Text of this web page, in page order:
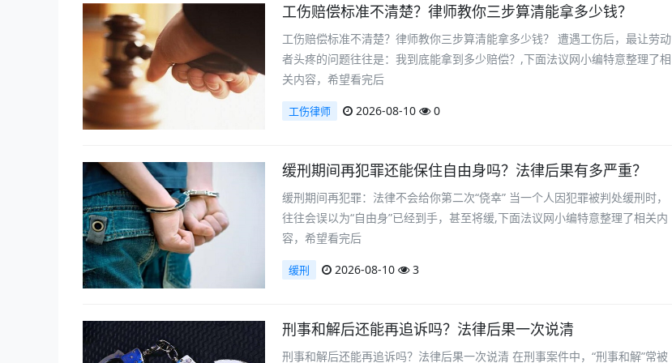
工伤赔偿标准不清楚？律师教你三步算清能拿多少钱？
工伤赔偿标准不清楚？律师教你三步算清能拿多少钱？ 遭遇工伤后，最让劳动
者头疼的问题往往是：我到底能拿到多少赔偿？,下面法议网小编特意整理了相
关内容，希望看完后
工伤律师 2026-08-10 0
缓刑期间再犯罪还能保住自由身吗？法律后果有多严重？
缓刑期间再犯罪：法律不会给你第二次“侥幸” 当一个人因犯罪被判处缓刑时，
往往会误以为“自由身”已经到手，甚至将缓,下面法议网小编特意整理了相关内
容，希望看完后
缓刑 2026-08-10 3
刑事和解后还能再追诉吗？法律后果一次说清
刑事和解后还能再追诉吗？法律后果一次说清 在刑事案件中，“刑事和解”常被